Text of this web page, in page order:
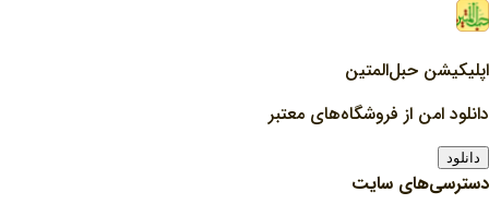
اپلیکیشن حبل‌المتین
دانلود امن از فروشگاه‌های معتبر
دانلود
دسترسی‌های سایت